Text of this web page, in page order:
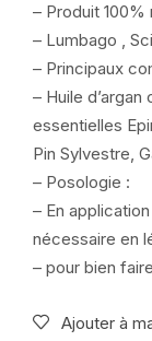
– Produit 100%
– Lumbago ,
– Principaux
– Huile
essentielles
Pin Sylvestre,
– Posologie :
– En
nécessaire en
– pour bien
Ajouter à